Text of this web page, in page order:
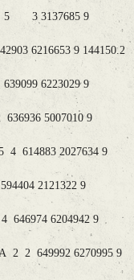
5 3 3137685 9
6216653 9 144150.2
6223029 9
5007010 9
614883 2027634 9
2121322 9
6204942 9
2 2 649992 6270995 9